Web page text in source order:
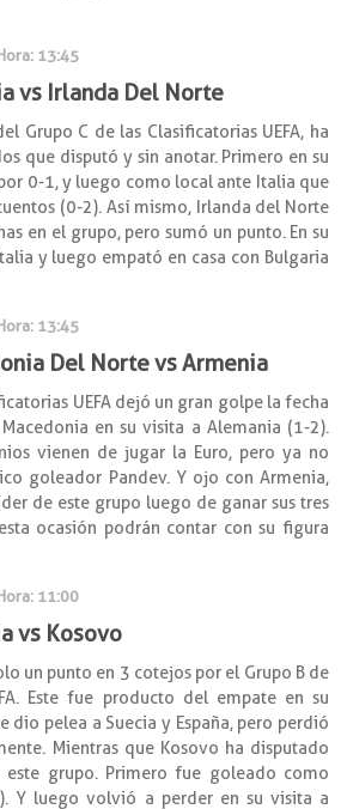
13:45
vs Irlanda Del Norte
Grupo C de las Clasificatorias UEFA, ha
que disputó y sin anotar. Primero en su
0-1, y luego como local ante Italia que
(0-2). Así mismo, Irlanda del Norte
en el grupo, pero sumó un punto. En su
y luego empató en casa con Bulgaria
13:45
Del Norte vs Armenia
UEFA dejó un gran golpe la fecha
en su visita a Alemania (1-2).
vienen de jugar la Euro, pero ya no
goleador Pandev. Y ojo con Armenia,
de este grupo luego de ganar sus tres
ocasión podrán contar con su figura
11:00
vs Kosovo
un punto en 3 cotejos por el Grupo B de
Este fue producto del empate en su
dio pelea a Suecia y España, pero perdió
Mientras que Kosovo ha disputado
este grupo. Primero fue goleado como
Y luego volvió a perder en su visita a